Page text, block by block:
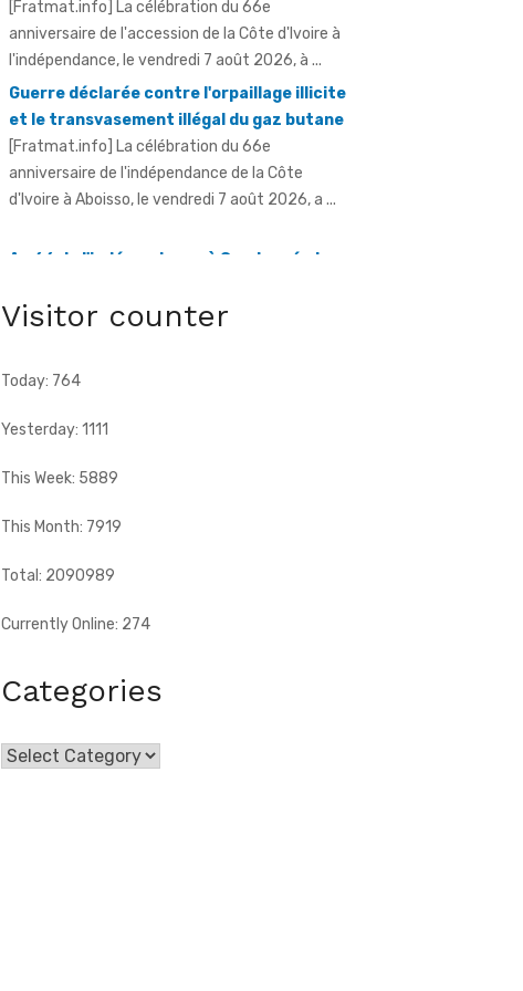
[Fratmat.info] La célébration du 66e
anniversaire de l'accession de la Côte d'Ivoire à
l'indépendance, le vendredi 7 août 2026, à ...
Guerre déclarée contre l'orpaillage illicite
et le transvasement illégal du gaz butane
[Fratmat.info] La célébration du 66e
anniversaire de l'indépendance de la Côte
d'Ivoire à Aboisso, le vendredi 7 août 2026, a ...
An 66 de l'indépendance à Sandegué - Le
Ouattara pour la consolidation de la paix
2026, le 66e anniversaire ...
Visitor counter
Today: 764
Yesterday: 1111
This Week: 5889
This Month: 7919
Total: 2090989
Currently Online: 274
Categories
Categories